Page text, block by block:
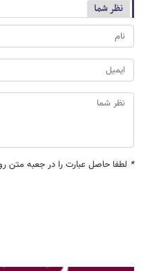
نظر شما
* لطفا حاصل عبارت را در جعبه متن